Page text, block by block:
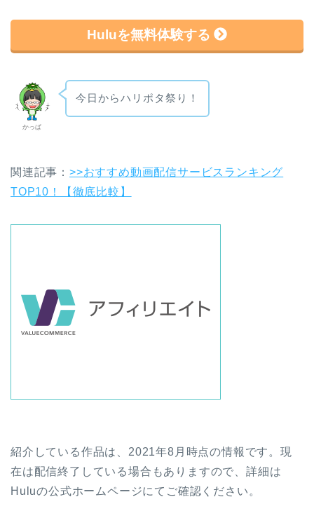
Huluを無料体験する
かっぱ
今日からハリポタ祭り！
関連記事： >>おすすめ動画配信サービスランキング
TOP10！【徹底比較】
紹介している作品は、2021年8月時点の情報です。現
在は配信終了している場合もありますので、詳細は
Huluの公式ホームページにてご確認ください。